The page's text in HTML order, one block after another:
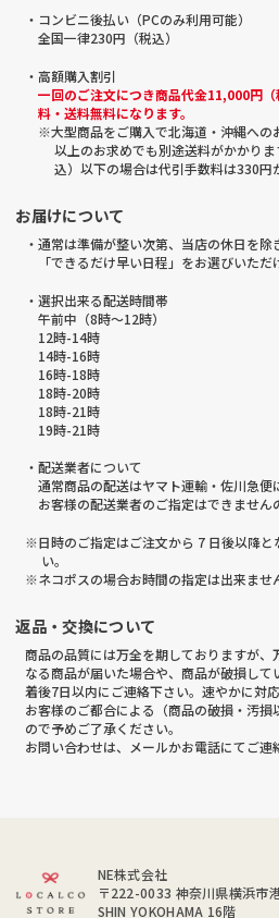
・コンビニ後払い（PCのみ利用可能）
全国一律230円（税込）
・高額購入割引
一回のご注文につき商品代金11,000円
料・送料無料になります。
※大型商品をご購入で北海道・沖縄への
以上のお求めでも別途送料がかかり
込）以下の場合は代引手数料は330円
お届けについて
・通常は準備が整い次第、当店の休日を除
「できるだけ早い日程」をお選びいただ
・選択出来る配送時間帯
午前中（8時～12時）
12時-14時
14時-16時
16時-18時
18時-20時
18時-21時
19時-21時
・配送業者について
通常商品の配送はヤマト運輸・佐川急便
お客様の配送業者のご指定はできません
※日時のご指定はご注文から 7 日後以降と
い。
※ネコポスの場合お時間の指定は出来ませ
返品・交換について
商品の品質には万全を期しておりますが
なる商品が届いた場合や、商品が破損し
着後7日以内にご連絡下さい。速やかに対応
お客様のご都合による（商品の破損・汚
ので予めご了承ください。
お問い合わせは、メールかお電話にてご連
NE株式会社
〒222-0033 神奈川県横浜市
SHIN YOKOHAMA 16階